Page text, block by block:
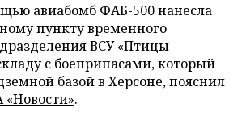
авиабомб ФАБ-500 нанесла
пункту временного
ВСУ «Птицы
с боеприпасами, который
базой в Херсоне, пояснил
.